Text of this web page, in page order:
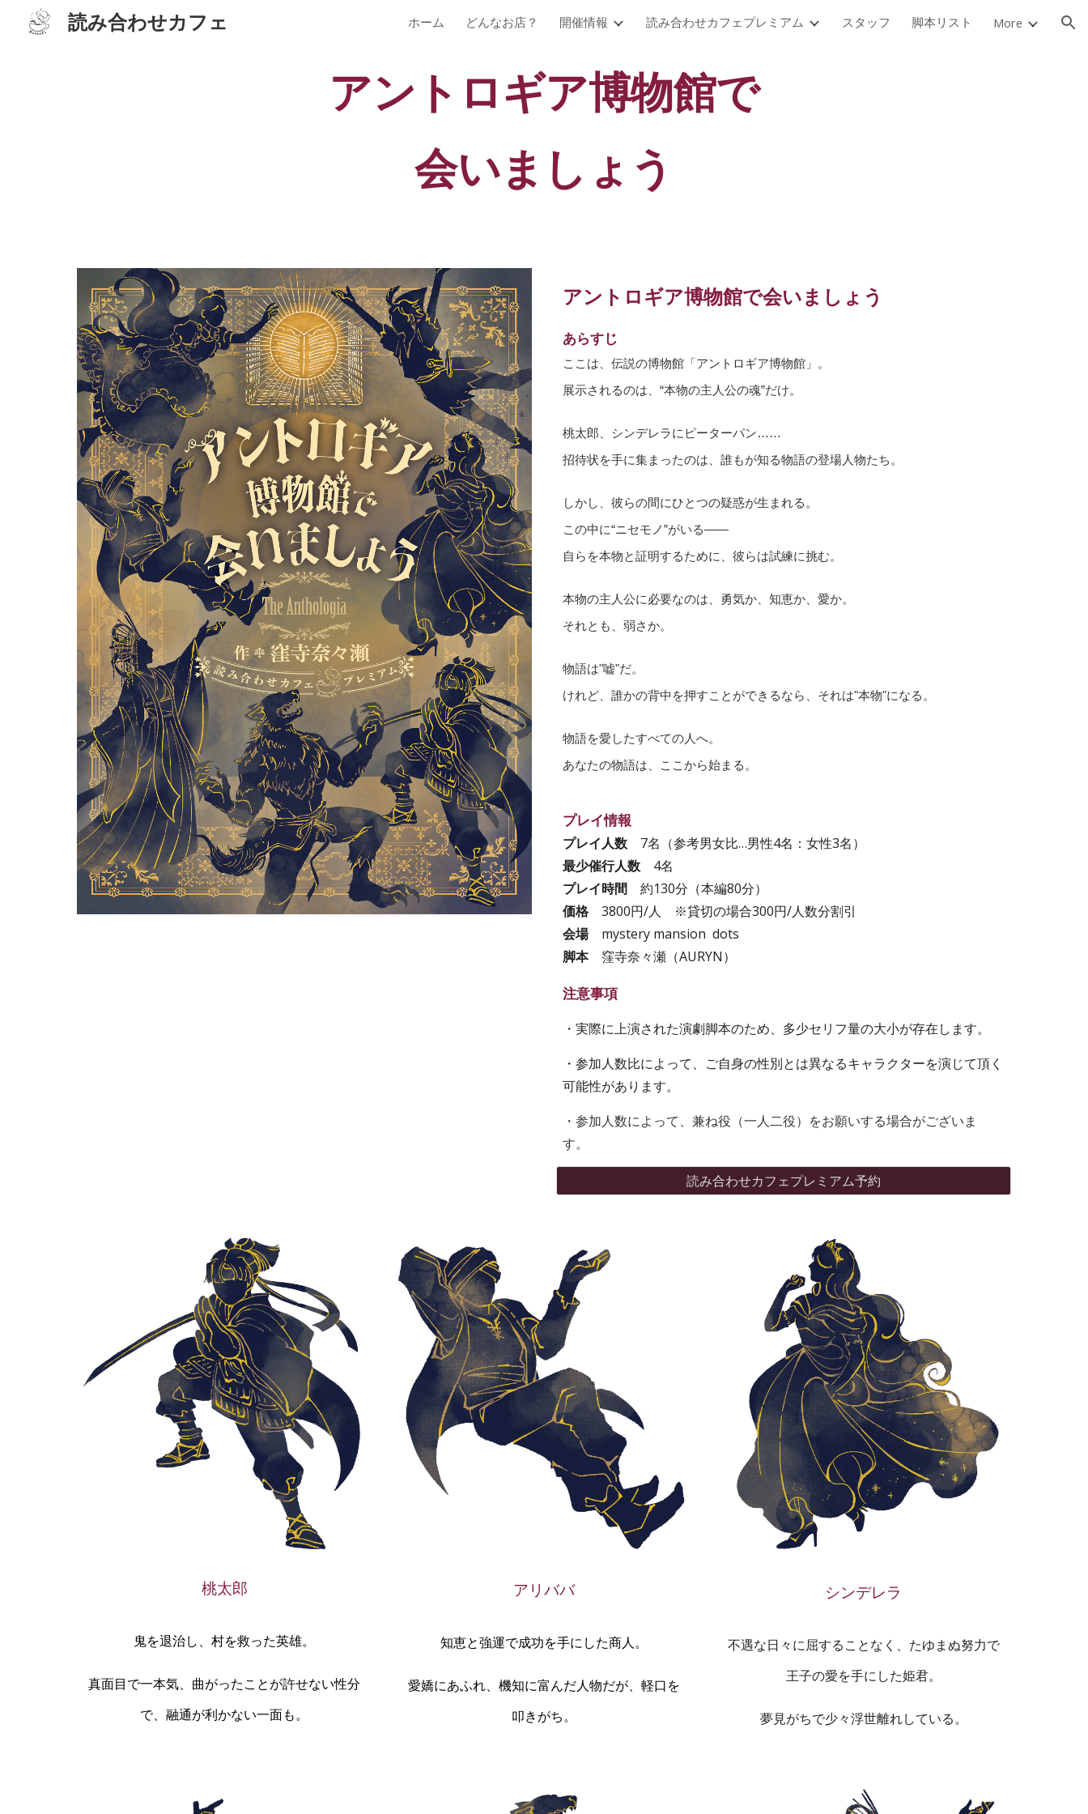
Skip to main content Skip to navigation
読み合わせカフェ ホーム どんなお店？ 開催情報 読み合わせカフェプレミアム スタッフ 脚本リスト More
アントロギア博物館で
会いましょう
アントロギア博物館で会いましょう
あらすじ
ここは、伝説の博物館「アントロギア博物館」。
展示されるのは、“本物の主人公の魂”だけ。
桃太郎、シンデレラにピーターパン……
招待状を手に集まったのは、誰もが知る物語の登場人物たち。
しかし、彼らの間にひとつの疑惑が生まれる。
この中に“ニセモノ”がいる――
自らを本物と証明するために、彼らは試練に挑む。
本物の主人公に必要なのは、勇気か、知恵か、愛か。
それとも、弱さか。
物語は"嘘"だ。
けれど、誰かの背中を押すことができるなら、それは"本物"になる。
物語を愛したすべての人へ。
あなたの物語は、ここから始まる。
プレイ情報
プレイ人数 7名（参考男女比…男性4名：女性3名）
最少催行人数
4名
プレイ時間約130分（本編80分）
価格
3800円/人 ※貸切の場合300円/人数分割引
会場mystery mansion dots
脚本
窪寺奈々瀬（AURYN）
注意事項
・実際に上演された演劇脚本のため、多少セリフ量の大小が存在します。
・参加人数比によって、ご自身の性別とは異なるキャラクターを演じて頂く
可能性があります。
・参加人数によって、兼ね役（一人二役）をお願いする場合がございま
す。
読み合わせカフェプレミアム予約
桃太郎
鬼を退治し、村を救った英雄。
真面目で一本気、曲がったことが許せない性分
で、融通が利かない一面も。
アリババ
知恵と強運で成功を手にした商人。
愛嬌にあふれ、機知に富んだ人物だが、軽口を
叩きがち。
シンデレラ
不遇な日々に屈することなく、たゆまぬ努力で
王子の愛を手にした姫君。
夢見がちで少々浮世離れしている。